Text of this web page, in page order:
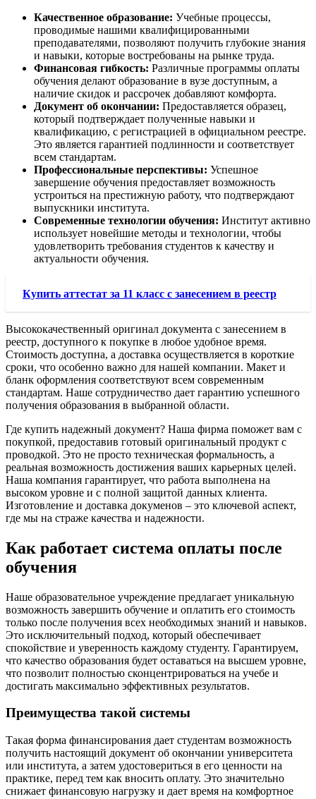
Качественное образование: Учебные процессы,
проводимые нашими квалифицированными
преподавателями, позволяют получить глубокие знания
и навыки, которые востребованы на рынке труда.
Финансовая гибкость: Различные программы оплаты
обучения делают образование в вузе доступным, а
наличие скидок и рассрочек добавляют комфорта.
Документ об окончании: Предоставляется образец,
который подтверждает полученные навыки и
квалификацию, с регистрацией в официальном реестре.
Это является гарантией подлинности и соответствует
всем стандартам.
Профессиональные перспективы: Успешное
завершение обучения предоставляет возможность
устроиться на престижную работу, что подтверждают
выпускники института.
Современные технологии обучения: Институт активно
использует новейшие методы и технологии, чтобы
удовлетворить требования студентов к качеству и
актуальности обучения.
Купить аттестат за 11 класс с занесением в реестр
Высококачественный оригинал документа с занесением в
реестр, доступного к покупке в любое удобное время.
Стоимость доступна, а доставка осуществляется в короткие
сроки, что особенно важно для нашей компании. Макет и
бланк оформления соответствуют всем современным
стандартам. Наше сотрудничество дает гарантию успешного
получения образования в выбранной области.
Где купить надежный документ? Наша фирма поможет вам с
покупкой, предоставив готовый оригинальный продукт с
проводкой. Это не просто техническая формальность, а
реальная возможность достижения ваших карьерных целей.
Наша компания гарантирует, что работа выполнена на
высоком уровне и с полной защитой данных клиента.
Изготовление и доставка докуменов – это ключевой аспект,
где мы на страже качества и надежности.
Как работает система оплаты после
обучения
Наше образовательное учреждение предлагает уникальную
возможность завершить обучение и оплатить его стоимость
только после получения всех необходимых знаний и навыков.
Это исключительный подход, который обеспечивает
спокойствие и уверенность каждому студенту. Гарантируем,
что качество образования будет оставаться на высшем уровне,
что позволит полностью сконцентрироваться на учебе и
достигать максимально эффективных результатов.
Преимущества такой системы
Такая форма финансирования дает студентам возможность
получить настоящий документ об окончании университета
или института, а затем удостовериться в его ценности на
практике, перед тем как вносить оплату. Это значительно
снижает финансовую нагрузку и дает время на комфортное